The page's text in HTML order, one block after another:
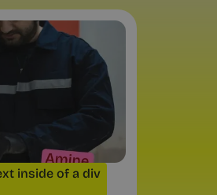
trois se joue
sur trois passe
ou
DARES. Ce que
des inégalités
inside of a div